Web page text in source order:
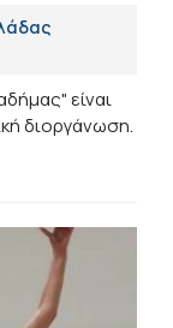
είναι
διοργάνωση.